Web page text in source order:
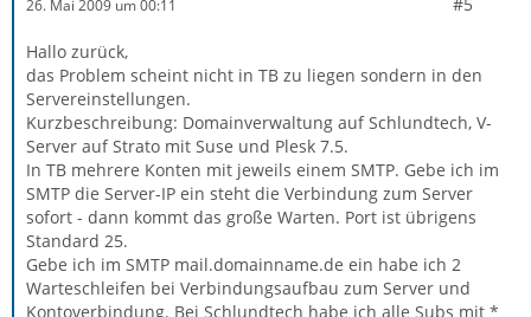
26. Mai 2009 um 00:11
Hallo zurück,
das Problem scheint nicht in TB zu liegen sondern in den
Servereinstellungen.
Kurzbeschreibung: Domainverwaltung auf Schlundtech, V-
Server auf Strato mit Suse und Plesk 7.5.
In TB mehrere Konten mit jeweils einem SMTP. Gebe ich im
SMTP die Server-IP ein steht die Verbindung zum Server
sofort - dann kommt das große Warten. Port ist übrigens
Standard 25.
Gebe ich im SMTP mail.domainname.de ein habe ich 2
Warteschleifen bei Verbindungsaufbau zum Server und
Kontoverbindung. Bei Schlundtech habe ich alle Subs mit *